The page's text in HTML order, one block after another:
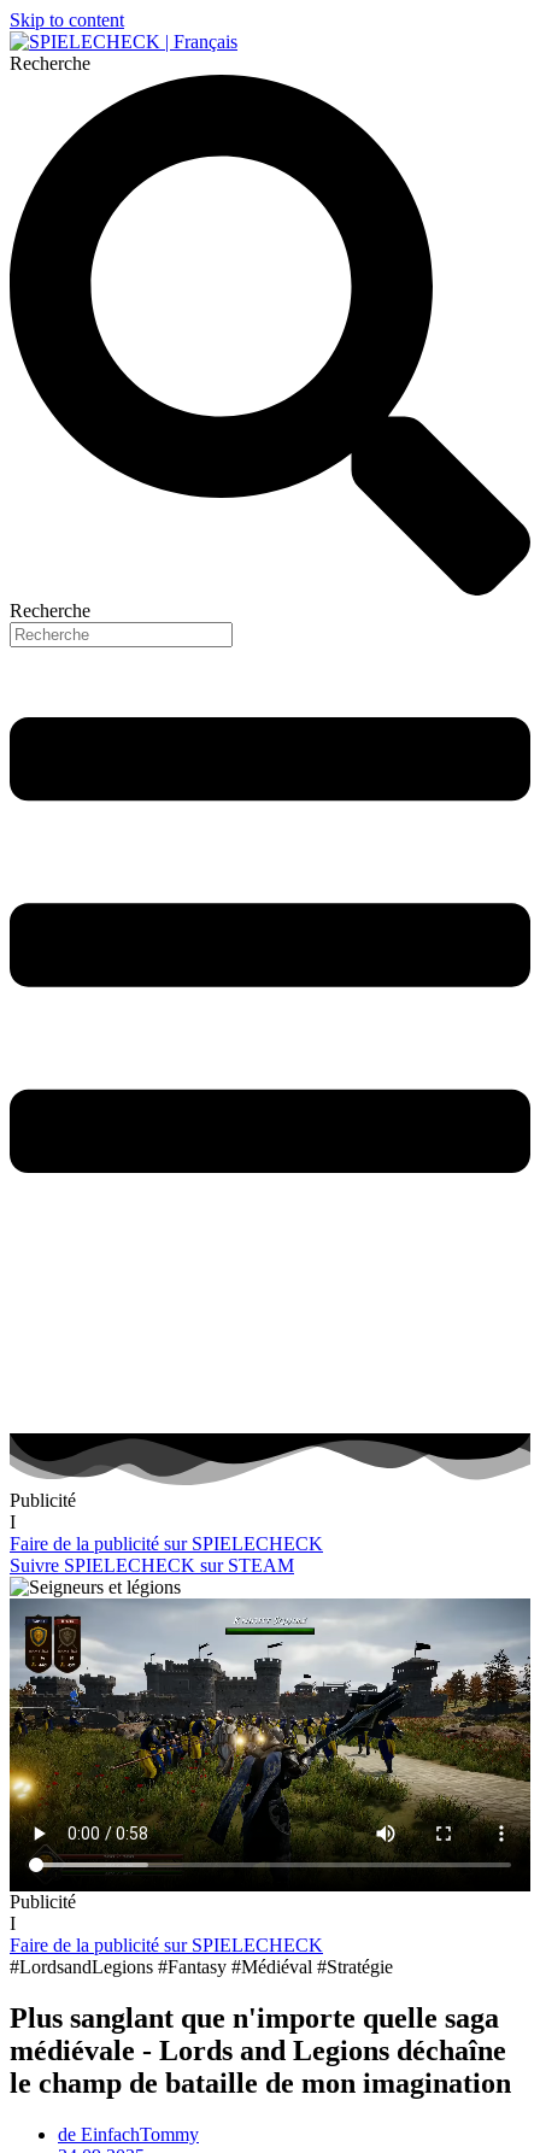
Skip to content
Recherche
Recherche
Publicité
I
Faire de la publicité sur SPIELECHECK
Suivre SPIELECHECK sur STEAM
Publicité
I
Faire de la publicité sur SPIELECHECK
#LordsandLegions #Fantasy #Médiéval #Stratégie
Plus sanglant que n'importe quelle saga
médiévale - Lords and Legions déchaîne
le champ de bataille de mon imagination
de EinfachTommy